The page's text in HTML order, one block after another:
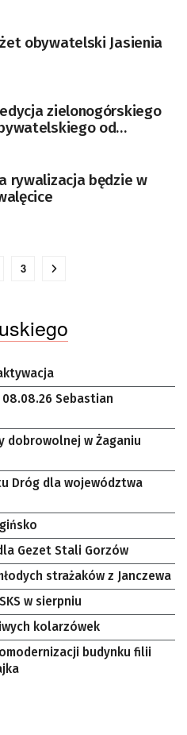
obywatelski Jasienia
zielonogórskiego
od
rywalizacja będzie w
3
Sebastian
dobrowolnej w Żaganiu
Dróg dla województwa
Gezet Stali Gorzów
strażaków z Janczewa
w sierpniu
kolarzówek
budynku filii